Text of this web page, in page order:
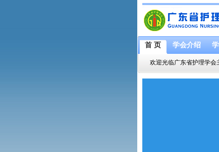
首 页 学会介绍
欢迎光临广东省护理学